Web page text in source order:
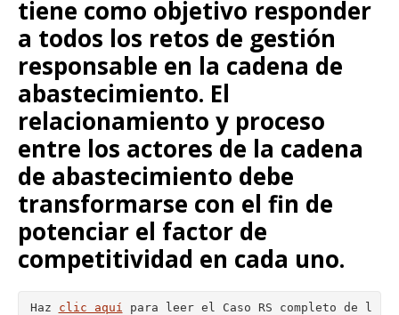
tiene como objetivo responder
a todos los retos de gestión
responsable en la cadena de
abastecimiento. El
relacionamiento y proceso
entre los actores de la cadena
de abastecimiento debe
transformarse con el fin de
potenciar el factor de
competitividad en cada uno.
Haz clic aquí para leer el Caso RS completo de l